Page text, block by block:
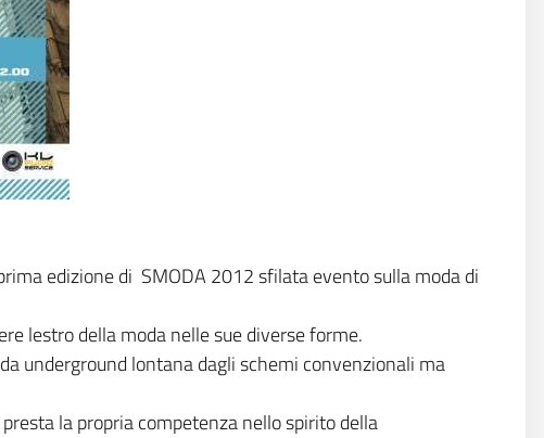
edizione di SMODA 2012 sfilata evento sulla moda di
lestro della moda nelle sue diverse forme.
underground lontana dagli schemi convenzionali ma
la propria competenza nello spirito della